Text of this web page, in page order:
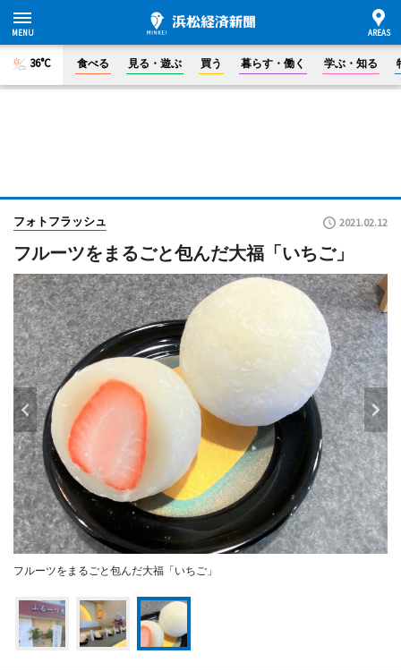
36°C 食べる 見る・遊ぶ 買う 暮らす・働く 学ぶ・知る
フォトフラッシュ 2021.02.12
フルーツをまるごと包んだ大福「いちご」
フルーツをまるごと包んだ大福「いちご」